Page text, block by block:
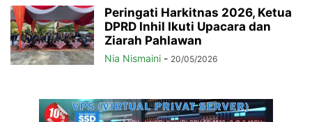
Peringati Harkitnas 2026, Ketua
DPRD Inhil Ikuti Upacara dan
Ziarah Pahlawan
Nia Nismaini - 20/05/2026